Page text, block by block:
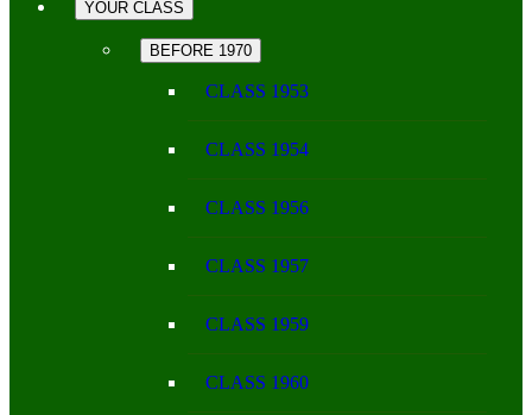
YOUR CLASS
BEFORE 1970
CLASS 1953
CLASS 1954
CLASS 1956
CLASS 1957
CLASS 1959
CLASS 1960